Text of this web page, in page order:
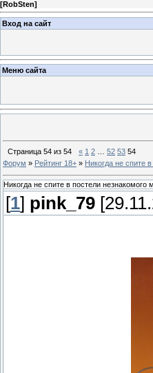
[RobSten]
Вход на сайт
Меню сайта
Страница 54 из 54 « 1 2 52 53 54
Форум » Рейтинг 18+ » Никогда не спите
Никогда не спите в постели незнакомого
[1] pink_79